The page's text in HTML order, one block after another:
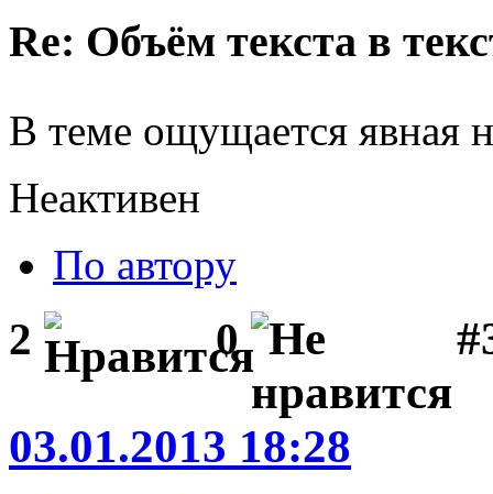
Re: Объём текста в
В теме ощущается явная
Неактивен
По автору
2 0
03.01.2013 18:28